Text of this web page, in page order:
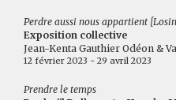
Perdre aussi nous appartient
Exposition collective
Jean-Kenta Gauthier Odéon &
12 février 2023 - 29 avril 2023
Prendre le temps